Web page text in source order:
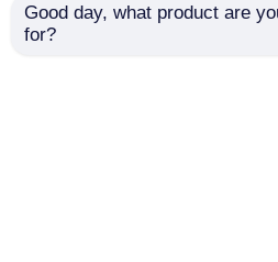
Good day, what product are
for?